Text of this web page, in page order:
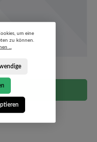
um eine
zu können.
...